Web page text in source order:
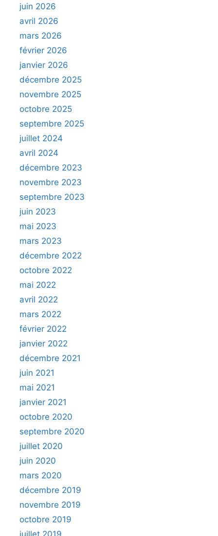
juin 2026
avril 2026
mars 2026
février 2026
janvier 2026
décembre 2025
novembre 2025
octobre 2025
septembre 2025
juillet 2024
avril 2024
décembre 2023
novembre 2023
septembre 2023
juin 2023
mai 2023
mars 2023
décembre 2022
octobre 2022
mai 2022
avril 2022
mars 2022
février 2022
janvier 2022
décembre 2021
juin 2021
mai 2021
janvier 2021
octobre 2020
septembre 2020
juillet 2020
juin 2020
mars 2020
décembre 2019
novembre 2019
octobre 2019
juillet 2019